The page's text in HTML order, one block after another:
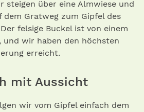
steigen über eine Almwiese und
Gratweg zum Gipfel des
felsige Buckel ist von einem
und wir haben den höchsten
erreicht.
mit Aussicht
wir vom Gipfel einfach dem